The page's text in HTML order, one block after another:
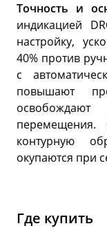
Точность и
индикацией
настройку,
40% против
с
повышают
перемещения.
контурную
окупаются при
Где купить